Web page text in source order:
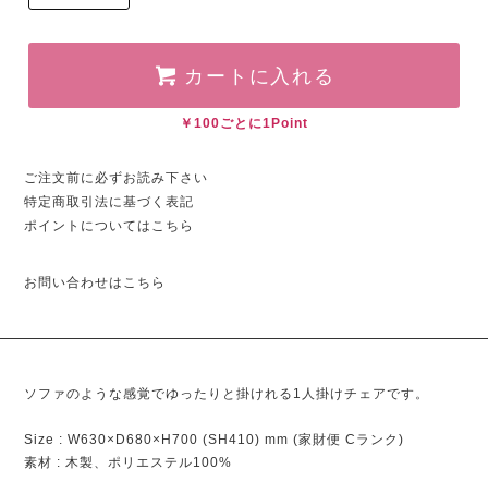
カートに入れる
￥100ごとに1Point
ご注文前に必ずお読み下さい
特定商取引法に基づく表記
ポイントについてはこちら
お問い合わせはこちら
ソファのような感覚でゆったりと掛けれる1人掛けチェアです。
Size : W630×D680×H700 (SH410) mm (家財便 Cランク)
素材 : 木製、ポリエステル100%